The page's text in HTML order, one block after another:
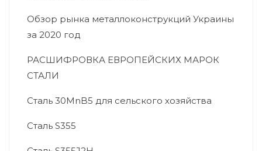
Обзор рынка металлоконструкций Украины
за 2020 год
РАСШИФРОВКА ЕВРОПЕЙСКИХ МАРОК
СТАЛИ
Сталь 30MnB5 для сельского хозяйства
Сталь S355